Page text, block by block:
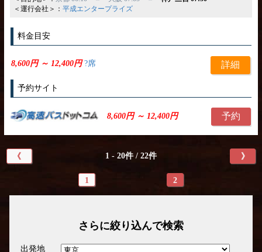
＜運行会社＞： 平成エンタープライズ
料金目安
8,600円 ～ 12,400円?席 詳細
予約サイト
8,600円 ～ 12,400円 予約
《 1 - 20件 / 22件 》
1 2
さらに絞り込んで検索
出発地